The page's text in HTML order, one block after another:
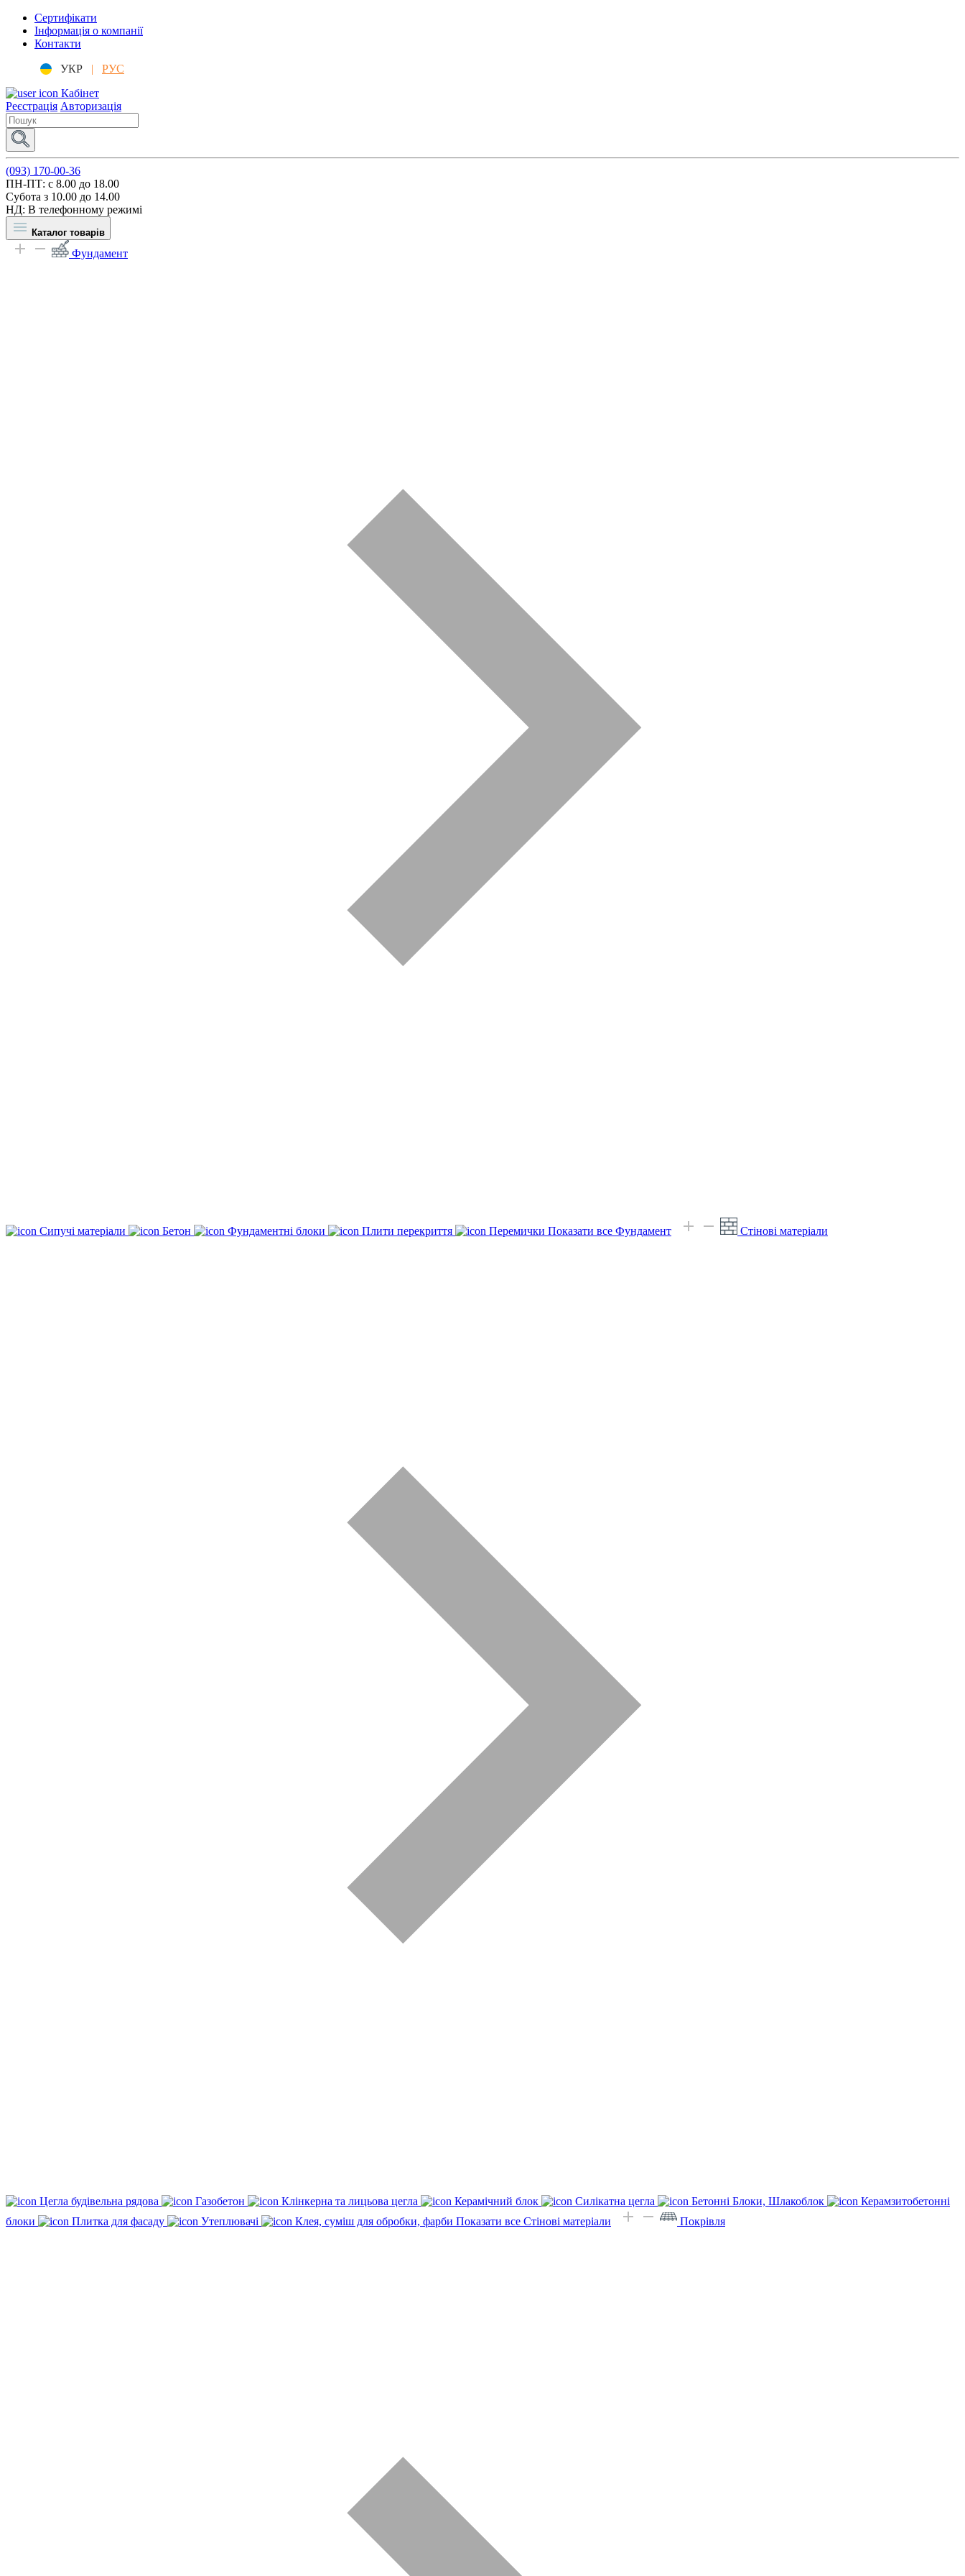
Сертифікати
Інформація о компанії
Контакти
УКР |
РУС
Кабінет
Реєстрація Авторизація
(093) 170-00-36
ПН-ПТ: c 8.00 до 18.00
Субота з 10.00 до 14.00
НД: В телефонному режимі
Каталог товарів
Фундамент
Сипучі матеріали Бетон Фундаментні блоки Плити перекриття Перемички Показати все Фундамент Стінові матеріали
Цегла будівельна рядова Газобетон Клінкерна та лицьова цегла Керамічний блок Силікатна цегла Бетонні Блоки, Шлакоблок
Керамзитобетонні
блоки
Плитка для фасаду Утеплювачі Клея, суміш для обробки, фарби Показати все Стінові матеріали Покрівля